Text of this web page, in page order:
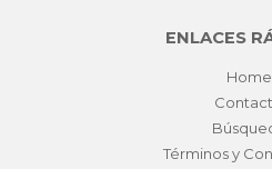
ENLACES
Home
Términos y